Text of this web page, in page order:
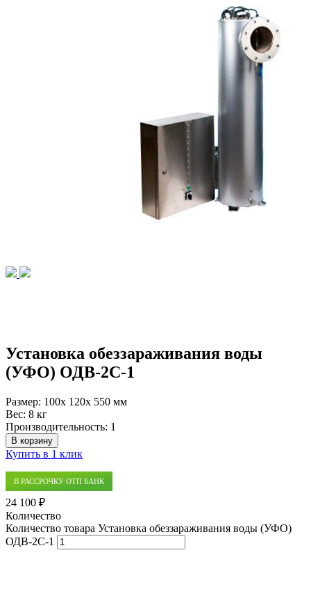
Установка обеззараживания воды
(УФО) ОДВ-2С-1
Размер: 100x 120x 550 мм
Вес: 8 кг
Производительность: 1
В корзину
Купить в 1 клик
В РАССРОЧКУ ОТП БАНК
24 100 ₽
Количество
Количество товара Установка обеззараживания воды (УФО)
ОДВ-2С-1